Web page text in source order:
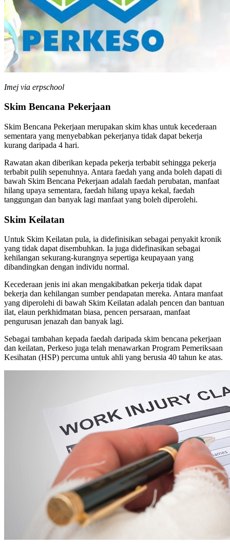
Imej via erpschool
Skim Bencana Pekerjaan
Skim Bencana Pekerjaan merupakan skim khas untuk kecederaan
sementara yang menyebabkan pekerjanya tidak dapat bekerja
kurang daripada 4 hari.
Rawatan akan diberikan kepada pekerja terbabit sehingga pekerja
terbabit pulih sepenuhnya. Antara faedah yang anda boleh dapati di
bawah Skim Bencana Pekerjaan adalah faedah perubatan, manfaat
hilang upaya sementara, faedah hilang upaya kekal, faedah
tanggungan dan banyak lagi manfaat yang boleh diperolehi.
Skim Keilatan
Untuk Skim Keilatan pula, ia didefinisikan sebagai penyakit kronik
yang tidak dapat disembuhkan. Ia juga didefinasikan sebagai
kehilangan sekurang-kurangnya sepertiga keupayaan yang
dibandingkan dengan individu normal.
Kecederaan jenis ini akan mengakibatkan pekerja tidak dapat
bekerja dan kehilangan sumber pendapatan mereka. Antara manfaat
yang diperolehi di bawah Skim Keilatan adalah pencen dan bantuan
ilat, elaun perkhidmatan biasa, pencen persaraan, manfaat
pengurusan jenazah dan banyak lagi.
Sebagai tambahan kepada faedah daripada skim bencana pekerjaan
dan keilatan, Perkeso juga telah menawarkan Program Pemeriksaan
Kesihatan (HSP) percuma untuk ahli yang berusia 40 tahun ke atas.